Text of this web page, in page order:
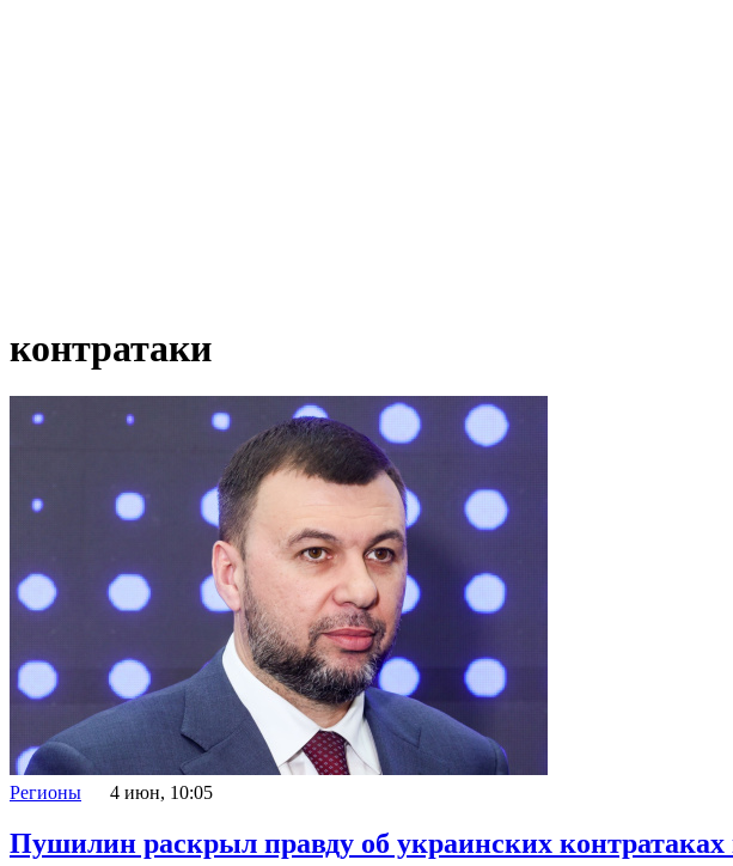
контратаки
Регионы 4 июн, 10:05
Пушилин раскрыл правду об украинских